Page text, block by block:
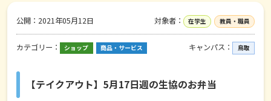
公開： 2021年05月12日 対象者： 在学生 教員・職員
カテゴリー： ショップ 商品・サービス キャンパス： 鳥取
【テイクアウト】5月17日週の生協のお弁当